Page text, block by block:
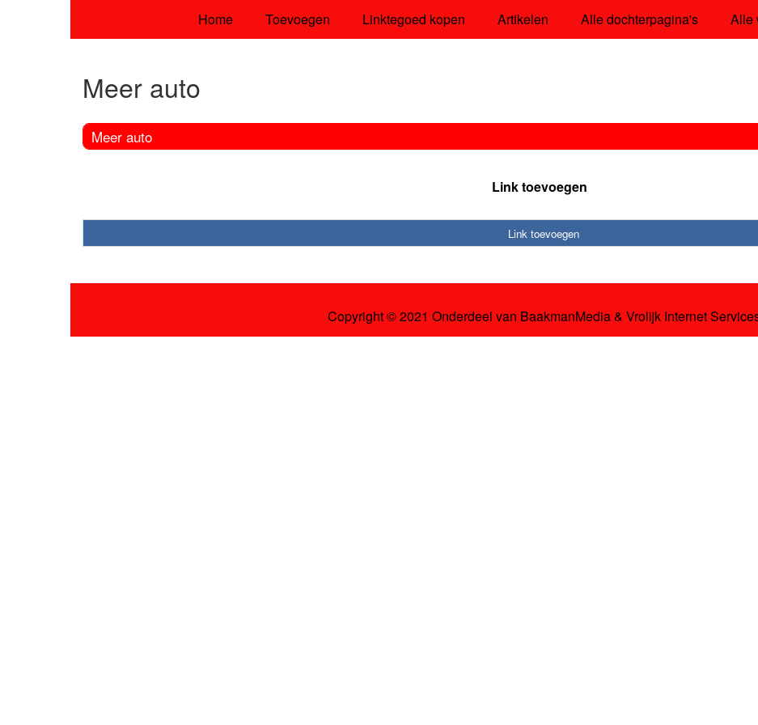
Home Toevoegen Linktegoed kopen Artikelen Alle dochterpagina's Alle
Meer auto
Meer auto
Link toevoegen
Link toevoegen
Copyright © 2021 Onderdeel van BaakmanMedia& Vrolijk Internet